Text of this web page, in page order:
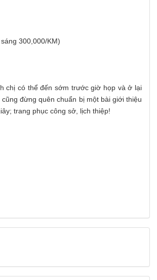
300,000/KM)
chị có thể đến sớm trước giờ họp và ở lại
đừng quên chuẩn bị một bài giới thiệu
trang phục công sở, lịch thiệp!